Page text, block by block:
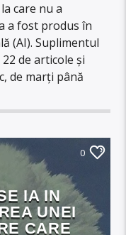
care nu a
a fost produs în
(AI). Suplimentul
de articole și
de marți până
0
IA IN
UNEI
CARE